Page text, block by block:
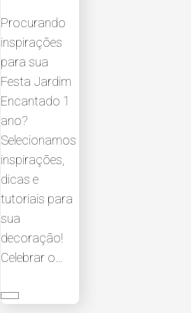
Procurando
inspirações
para sua
Festa Jardim
Encantado 1
ano?
Selecionamos
inspirações,
dicas e
tutoriais para
sua
decoração!
Celebrar o…